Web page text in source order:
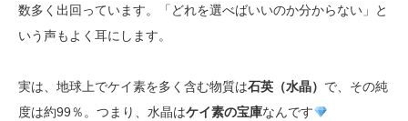
数多く出回っています。「どれを選べばいいのか分からない」と
いう声もよく耳にします。
実は、地球上でケイ素を多く含む物質は石英（水晶） で、その純
度は約99％。つまり、水晶はケイ素の宝庫なんです